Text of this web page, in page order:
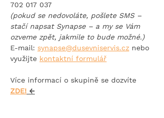
702 017 037
(pokud se nedovoláte, pošlete SMS –
stačí napsat Synapse – a my se Vám
ozveme zpět, jakmile to bude možné.)
E-mail: synapse@dusevniservis.cz nebo
využijte kontaktní formulář
Více informací o skupině se dozvíte
ZDE! ←